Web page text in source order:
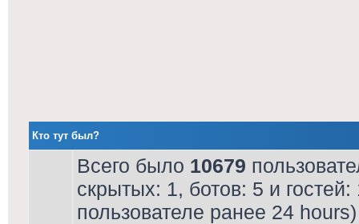
Кто тут был?
Всего было 10679
скрытых: 1, ботов: 5 и
пользователе ранее 24 hours)